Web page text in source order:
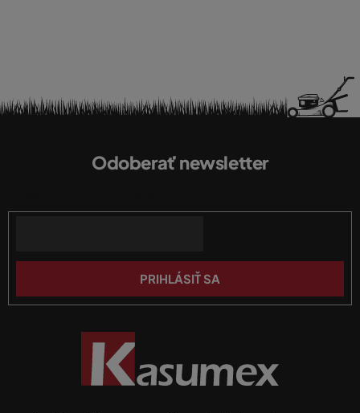
c
i
p
r
k
ý
p
i
t
Odoberať newsletter
PRIHLÁSIŤ SA